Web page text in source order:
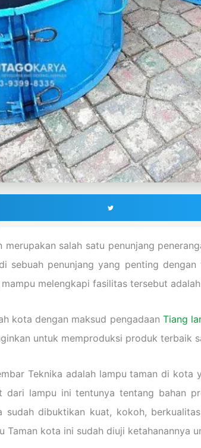
merupakan salah satu penunjang
sebuah penunjang yang penting
melengkapi fasilitas tersebut
kota dengan maksud pengadaan Tiang
untuk memproduksi produk terbaik
Teknika adalah lampu taman di
dari lampu ini tentunya tentang bahan
sudah dibuktikan kuat, kokoh,
kota ini sudah diuji ketahanannya